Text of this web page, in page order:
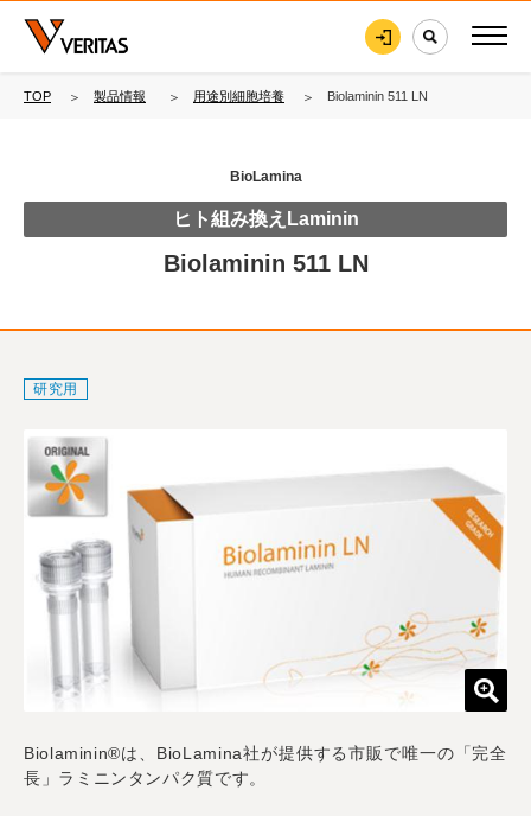
TOP 製品情報 用途別細胞培養 Biolaminin 511 LN
BioLamina
ヒト組み換えLaminin
Biolaminin 511 LN
研究用
Biolaminin®は、BioLamina社が提供する市販で唯一の「完全
長」ラミニンタンパク質です。